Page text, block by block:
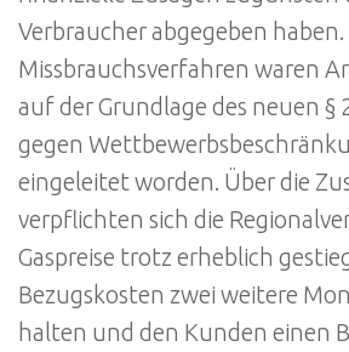
Verbraucher abgegeben haben.
Missbrauchsverfahren waren
auf der Grundlage des neuen §
gegen
eingeleitet worden. Über die
verpflichten sich die
Gaspreise trotz erheblich
Bezugskosten zwei weitere
halten und den Kunden einen